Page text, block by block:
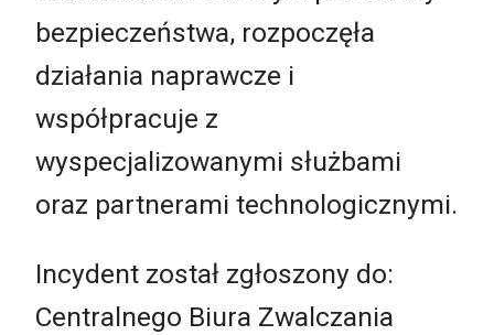
bezpieczeństwa, rozpoczęła
działania naprawcze i
współpracuje z
wyspecjalizowanymi służbami
oraz partnerami technologicznymi.
Incydent został zgłoszony do:
Centralnego Biura Zwalczania